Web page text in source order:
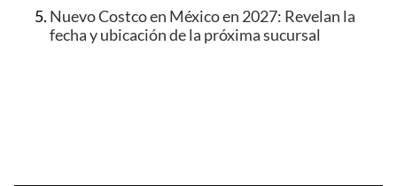
Nuevo Costco en México en 2027: Revelan la
fecha y ubicación de la próxima sucursal